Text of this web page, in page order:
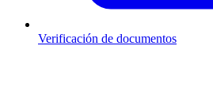
Verificación de documentos